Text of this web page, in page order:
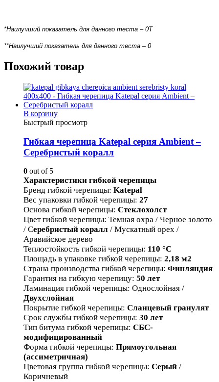
*Наилучший показатель для данного теста – 0Т
**Наилучший показатель для данного теста – 0
Похожий товар
В корзину
Быстрый просмотр
Гибкая черепица Katepal серия Ambient –
Серебристый коралл
0 out of 5
Характеристики гибкой черепицы
Бренд гибкой черепицы: Katepal
Вес упаковки гибкой черепицы: 27
Основа гибкой черепицы: Стеклохолст
Цвет гибкой черепицы: Темная охра / Черное золото
/ Серебристый коралл / Мускатный орех /
Аравийское дерево
Теплостойкость гибкой черепицы: 110 °С
Площадь в упаковке гибкой черепицы: 2,18 м2
Страна производства гибкой черепицы: Финляндия
Гарантия на гибкую черепицу: 50 лет
Ламинация гибкой черепицы: Однослойная /
Двухслойная
Покрытие гибкой черепицы: Сланцевый гранулят
Срок службы гибкой черепицы: 30 лет
Тип битума гибкой черепицы: СБС-
модифицированный
Форма гибкой черепицы: Прямоугольная
(ассиметричная)
Цветовая группа гибкой черепицы: Серый /
Коричневый